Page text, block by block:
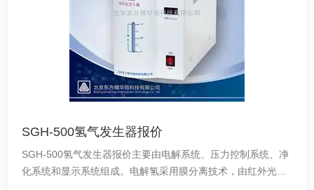
SGH-500氢气发生器报价
SGH-500氢气发生器报价主要由电解系统、压力控制系统、净
化系统和显示系统组成。电解氢采用膜分离技术，由红外光电